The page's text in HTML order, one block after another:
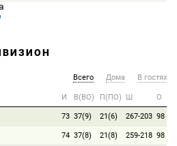
Всего Дома В гостях
И В(ВО) П(ПО) Ш О
73 37(9) 21(6) 267-203 98
74 37(8) 21(8) 259-218 98